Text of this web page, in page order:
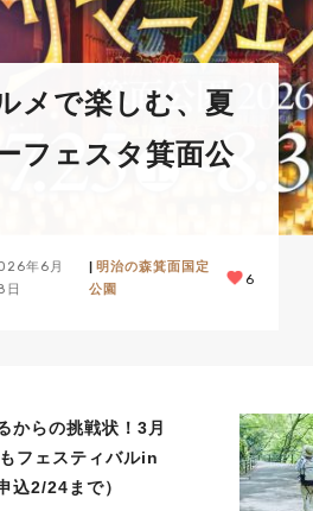
メで楽しむ、夏
フェスタ箕面公
年6月
日
明治の森箕面国定
公園
6
からの挑戦状！3月
フェスティバルin
込2/24まで）